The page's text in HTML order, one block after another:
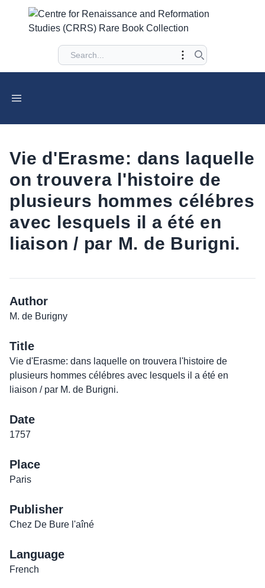
Vie d'Erasme: dans laquelle
on trouvera l'histoire de
plusieurs hommes célébres
avec lesquels il a été en
liaison / par M. de Burigni.
Author
M. de Burigny
Title
Vie d'Erasme: dans laquelle on trouvera l'histoire de
plusieurs hommes célébres avec lesquels il a été en
liaison / par M. de Burigni.
Date
1757
Place
Paris
Publisher
Chez De Bure l'aîné
Language
French